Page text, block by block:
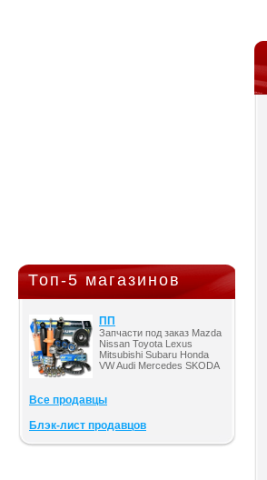
Топ-5 магазинов
ПП
Запчасти под заказ Mazda
Nissan Toyota Lexus
Mitsubishi Subaru Honda
VW Audi Mercedes SKODA
Все продавцы
Блэк-лист продавцов